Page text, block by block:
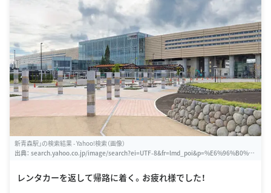
新青森駅」の検索結果 - Yahoo!検索（画像）
出典： search.yahoo.co.jp/image/search?ei=UTF-8&fr=lmd_poi&p=%E6%96%B0%E
レンタカーを返して帰路に着く。お疲れ様でした！